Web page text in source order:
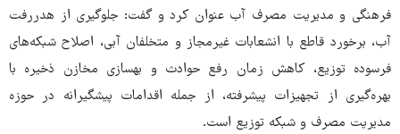
فرهنگی و مدیریت مصرف آب عنوان کرد و گفت: جلوگیری از هدررفت
آب، برخورد قاطع با انشعابات غیرمجاز و متخلفان آبی، اصلاح شبکه‌های
فرسوده توزیع، کاهش زمان رفع حوادث و بهسازی مخازن ذخیره با
بهره‌گیری از تجهیزات پیشرفته، از جمله اقدامات پیشگیرانه در حوزه
مدیریت مصرف و شبکه توزیع است.